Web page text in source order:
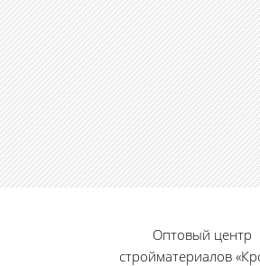
Оптовый центр
стройматериалов